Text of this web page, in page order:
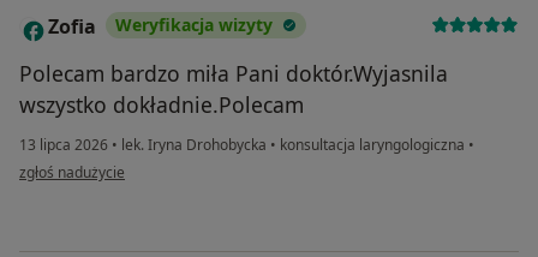
Z Zofia Weryfikacja wizyty
Polecam bardzo miła Pani doktór.Wyjasnila
wszystko dokładnie.Polecam
13 lipca 2026 • lek. Iryna Drohobycka • konsultacja laryngologiczna •
w opinii użytkownika Zofia
zgłoś nadużycie